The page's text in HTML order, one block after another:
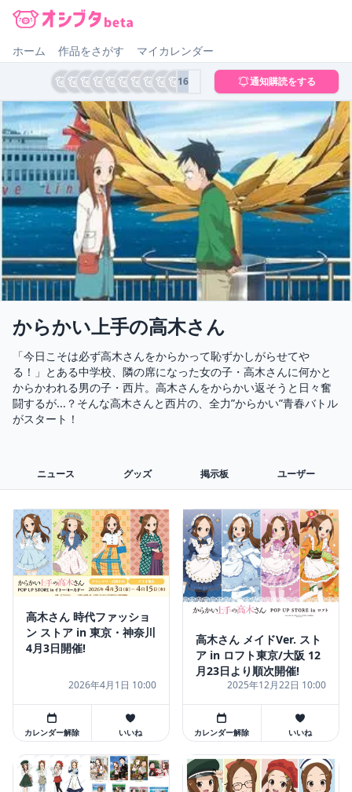
ホーム 作品をさがす マイカレンダー
16 通知購読をする
からかい上手の高木さん
「今日こそは必ず高木さんをからかって恥ずかしがらせてや
る！」とある中学校、隣の席になった女の子・高木さんに何かと
からかわれる男の子・西片。高木さんをからかい返そうと日々奮
闘するが...？そんな高木さんと西片の、全力”からかい”青春バトル
がスタート！
ニュース グッズ 掲示板 ユーザー
高木さん 時代ファッショ
ン ストア in 東京・神奈川
4月3日開催!
2026年4月1日 10:00
カレンダー解除 いいね
高木さん メイドVer. スト
ア in ロフト東京/大阪 12
月23日より順次開催!
2025年12月22日 10:00
カレンダー解除 いいね